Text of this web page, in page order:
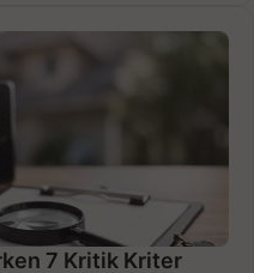
7 Kritik Kriter